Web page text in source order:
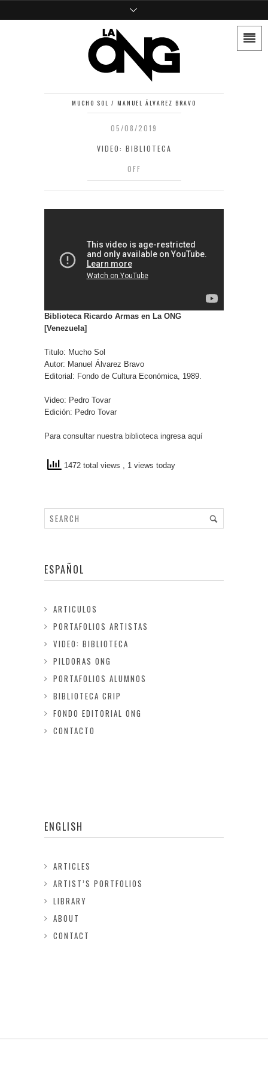
MUCHO SOL / MANUEL ÁLVAREZ BRAVO
05/08/2019
VIDEO: BIBLIOTECA
OFF
Biblioteca Ricardo Armas en La ONG
[Venezuela]
Titulo: Mucho Sol
Autor: Manuel Álvarez Bravo
Editorial: Fondo de Cultura Económica, 1989.
Video: Pedro Tovar
Edición: Pedro Tovar
Para consultar nuestra biblioteca ingresa aquí
1472 total views , 1 views today
ESPAÑOL
ARTICULOS
PORTAFOLIOS ARTISTAS
VIDEO: BIBLIOTECA
PILDORAS ONG
PORTAFOLIOS ALUMNOS
BIBLIOTECA CRIP
FONDO EDITORIAL ONG
CONTACTO
ENGLISH
ARTICLES
ARTIST’S PORTFOLIOS
LIBRARY
ABOUT
CONTACT